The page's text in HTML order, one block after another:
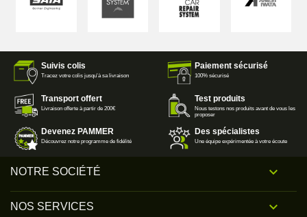
Suivis colis
Tracez votre colis jusqu'à sa livraison
Paiement sécurisé
100% sécurisé
Transport offert
Livraison offerte à partir de 200€
Test produits
Nous testons nos produits avant de vous les
proposer
Devenez PAMMER
Découvrez notre programme de fidélité
Des spécialistes
Une équipe expérimentée à votre écoute
NOTRE SOCIÉTÉ 
NOS SERVICES 